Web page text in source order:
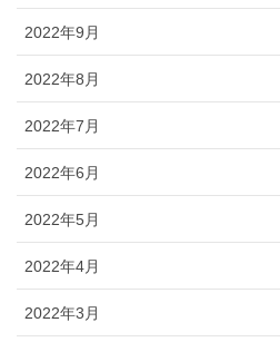
2022年9月
2022年8月
2022年7月
2022年6月
2022年5月
2022年4月
2022年3月